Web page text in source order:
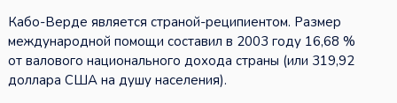
Кабо-Верде является страной-реципиентом. Размер
международной помощи составил в 2003 году 16,68 %
от валового национального дохода страны (или 319,92
доллара США на душу населения).